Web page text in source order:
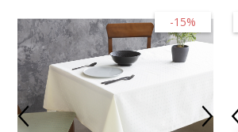
-15%